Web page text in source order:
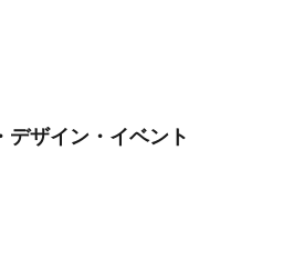
デザイン・イベント